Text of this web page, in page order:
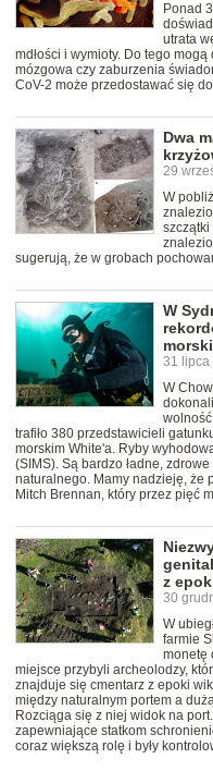
Ponad
utrata
mdłości i wymioty. Do tego
mózgowa czy zaburzenia
CoV-2 może przedostawać się
Dwa
29
W
szczątki
sugerują, że w grobach
W
31 lipca
W
trafiło 380 przedstawicieli
morskim White'a. Ryby
(SIMS). Są bardzo ładne,
naturalnego. Mamy nadzieję, że
Mitch Brennan, który przez pięć
z
30
W
farmie
monetę
miejsce przybyli archeolodzy,
znajduje się cmentarz z epoki
między naturalnym portem a
Rozciąga się z niej widok na
zapewniające statkom
coraz większą rolę i były